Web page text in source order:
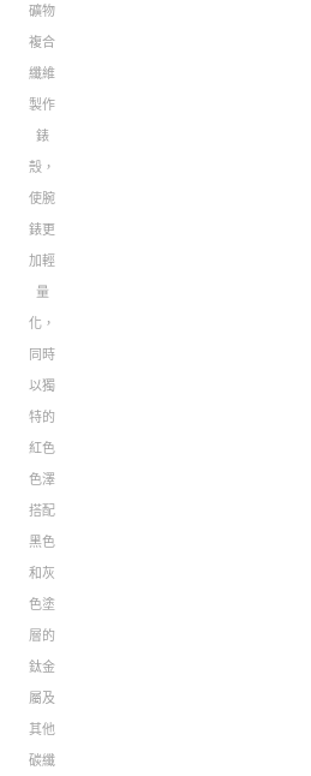
礦物
複合
纖維
製作
錶
殼，
使腕
錶更
加輕
量
化，
同時
以獨
特的
紅色
色澤
搭配
黑色
和灰
色塗
層的
鈦金
屬及
其他
碳纖